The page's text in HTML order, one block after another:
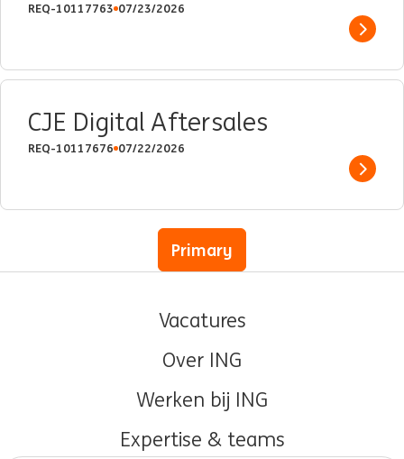
REQ-10117763 07/23/2026
Show
CJE Digital Aftersales
REQ-10117676 07/22/2026
Show
Primary
Vacatures
Over ING
Werken bij ING
Expertise & teams